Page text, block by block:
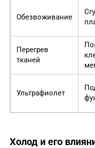
Обезвоживание
Перегрев
тканей
Ультрафиолет
Холод и его